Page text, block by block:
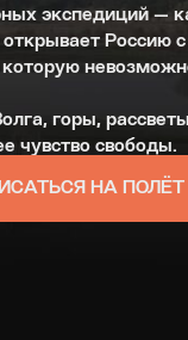
экспедиций —
Россию с
горы,
чувство свободы.
НА ПОЛЁТ